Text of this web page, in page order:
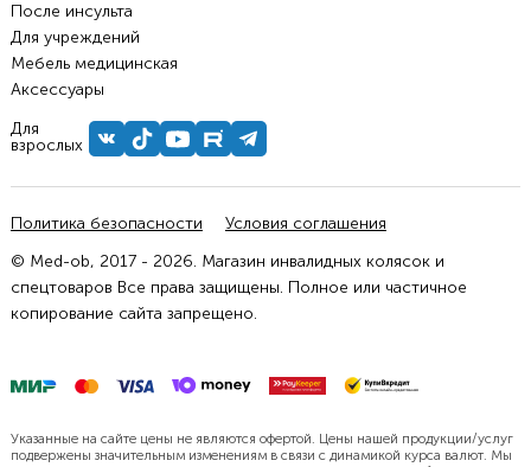
После инсульта
Для учреждений
Мебель медицинская
Аксессуары
Для
взрослых
Политика безопасности
Условия соглашения
© Med-ob, 2017 - 2026. Магазин инвалидных колясок и
спецтоваров Все права защищены. Полное или частичное
копирование сайта запрещено.
Указанные на сайте цены не являются офертой. Цены нашей продукции/услуг
подвержены значительным изменениям в связи с динамикой курса валют. Мы